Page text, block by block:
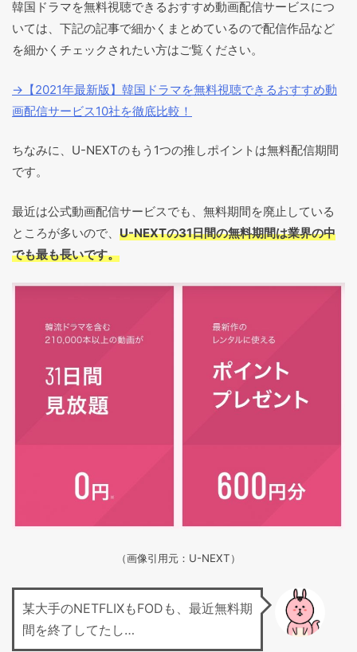
韓国ドラマを無料視聴できるおすすめ動画配信サービスにつ
いては、下記の記事で細かくまとめているので配信作品など
を細かくチェックされたい方はご覧ください。
→【2021年最新版】韓国ドラマを無料視聴できるおすすめ動
画配信サービス10社を徹底比較！
ちなみに、U-NEXTのもう1つの推しポイントは無料配信期間
です。
最近は公式動画配信サービスでも、無料期間を廃止している
ところが多いので、 U-NEXTの31日間の無料期間は業界の中
でも最も長いです。
（画像引用元：U-NEXT）
某大手のNETFLIXもFODも、最近無料期
間を終了してたし…